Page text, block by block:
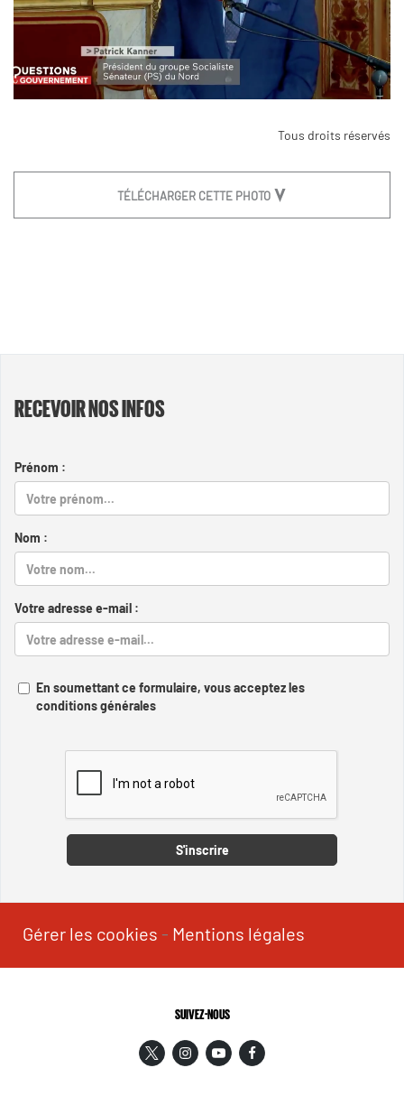
Tous droits réservés
TÉLÉCHARGER CETTE PHOTO
RECEVOIR NOS INFOS
Prénom :
Nom :
Votre adresse e-mail :
En soumettant ce formulaire, vous acceptez les
conditions générales
S'inscrire
Gérer les cookies - Mentions légales
SUIVEZ-NOUS